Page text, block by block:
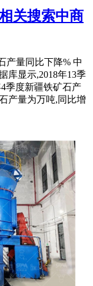
关搜索中商
产量同比下降% 中
库显示,2018年13季
季度新疆铁矿石产
产量为万吨,同比增